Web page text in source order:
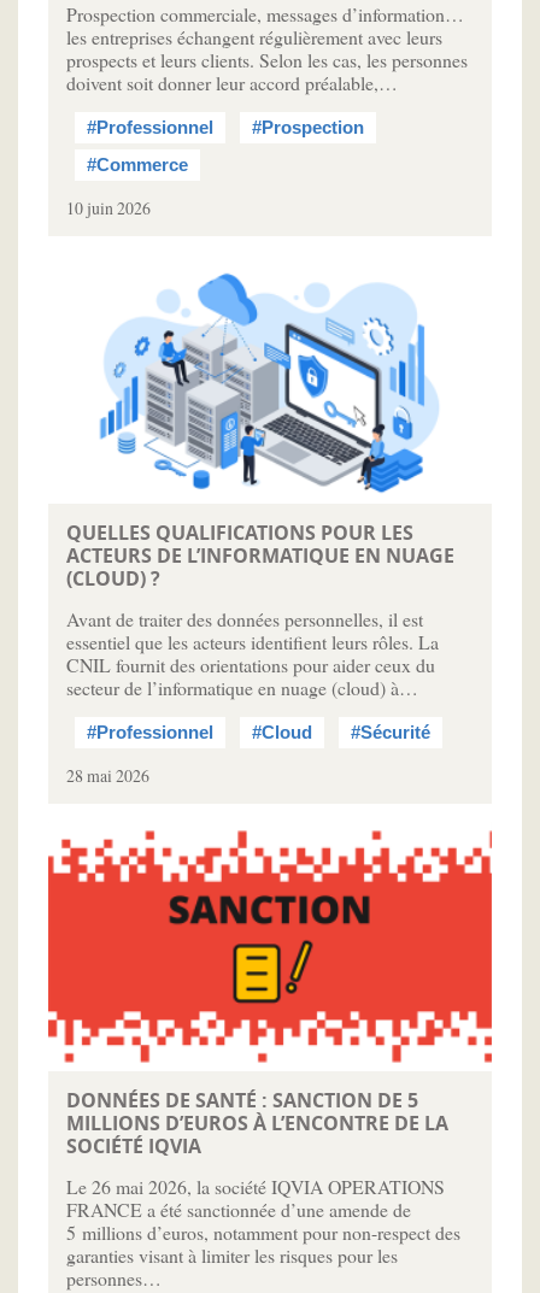
Prospection commerciale, messages d’information…
les entreprises échangent régulièrement avec leurs
prospects et leurs clients. Selon les cas, les personnes
doivent soit donner leur accord préalable,…
#Professionnel
#Prospection
#Commerce
10 juin 2026
QUELLES QUALIFICATIONS POUR LES
ACTEURS DE L’INFORMATIQUE EN NUAGE
(CLOUD) ?
Avant de traiter des données personnelles, il est
essentiel que les acteurs identifient leurs rôles. La
CNIL fournit des orientations pour aider ceux du
secteur de l’informatique en nuage (cloud) à…
#Professionnel #Cloud #Sécurité
28 mai 2026
DONNÉES DE SANTÉ : SANCTION DE 5
MILLIONS D’EUROS À L’ENCONTRE DE LA
SOCIÉTÉ IQVIA
Le 26 mai 2026, la société IQVIA OPERATIONS
FRANCE a été sanctionnée d’une amende de
5 millions d’euros, notamment pour non-respect des
garanties visant à limiter les risques pour les
personnes…